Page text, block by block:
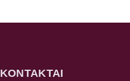
KONTAKTAI